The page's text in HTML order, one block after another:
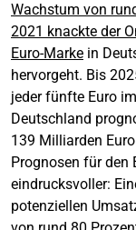
Wachstum von
2021 knackte der
Euro-Marke in
hervorgeht. Bis
jeder fünfte Euro
Deutschland
139 Milliarden
Prognosen für den
eindrucksvoller:
potenziellen